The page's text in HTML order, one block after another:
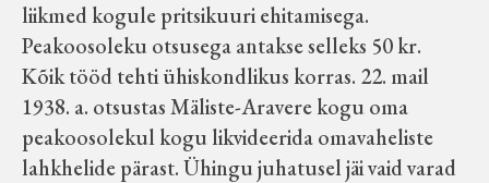
liikmed kogule pritsikuuri ehitamisega.
Peakoosoleku otsusega antakse selleks 50 kr.
Kõik tööd tehti ühiskondlikus korras. 22. mail
1938. a. otsustas Mäliste-Aravere kogu oma
peakoosolekul kogu likvideerida omavaheliste
lahkhelide pärast. Ühingu juhatusel jäi vaid varad